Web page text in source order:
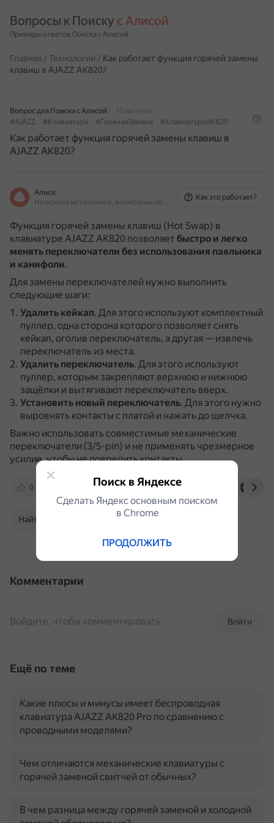
Вопросы к Поиску с Алисой
Примеры ответов Поиска с Алисой
Главная / Технологии / Как работает функция горячей замены
клавиш в AJAZZ AK820?
Вопрос для Поиска с Алисой
15 августа
#AJAZZ
#Клавиатура #ГорячаяЗамена #КлавиатураAK820
Как работает функция горячей замены клавиш в
AJAZZ AK820?
Алиса
На основе источников, возможны неточности
Как это работает?
Функция горячей замены клавиш (Hot Swap) в
клавиатуре AJAZZ AK820 позволяет быстро и легко
менять переключатели без использования паяльника
и канифоли.
Для замены переключателей нужно выполнить
следующие шаги:
Удалить кейкап. Для этого используют комплектный
пуллер, одна сторона которого позволяет снять
кейкап, оголив переключатель, а другая — извлечь
переключатель из места.
Удалить переключатель. Для этого используют
пуллер, которым закрепляют верхнюю и нижнюю
защёлки и вытягивают переключатель вверх.
Установить новый переключатель. Для этого нужно
выровнять контакты с платой и нажать до щелчка.
Важно использовать совместимые механические
переключатели (3/5-pin) и не применять чрезмерное
усилие, чтобы не повредить контакты.
0 club.dns-shop.ru teamplush.by
Найти в Поиске
Комментарии
Войти
Войдите, чтобы комментировать
Ещё по теме
Какие плюсы и минусы имеет беспроводная
клавиатура AJAZZ AK820 Pro по сравнению с
проводными моделями?
Чем отличаются механические клавиатуры с
горячей заменой свитчей от обычных?
В чем разница между горячей заменой и холодной
Поиск в Яндексе
Сделать Яндекс основным поиском
в Сhrome
ПРОДОЛЖИТЬ